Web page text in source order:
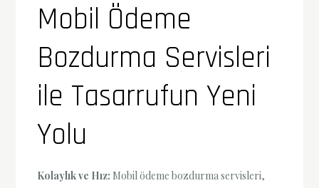
Mobil Ödeme
Bozdurma Servisleri
ile Tasarrufun Yeni
Yolu
Kolaylık ve Hız: Mobil ödeme bozdurma servisleri,